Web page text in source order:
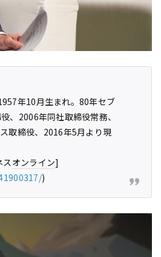
年10月生まれ。80年セブ
、2006年同社取締役常務、
取締役、2016年5月より現
オンライン]
)